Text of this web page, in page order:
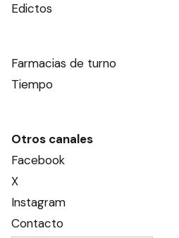
Edictos
Farmacias de turno
Tiempo
Otros canales
Facebook
X
Instagram
Contacto